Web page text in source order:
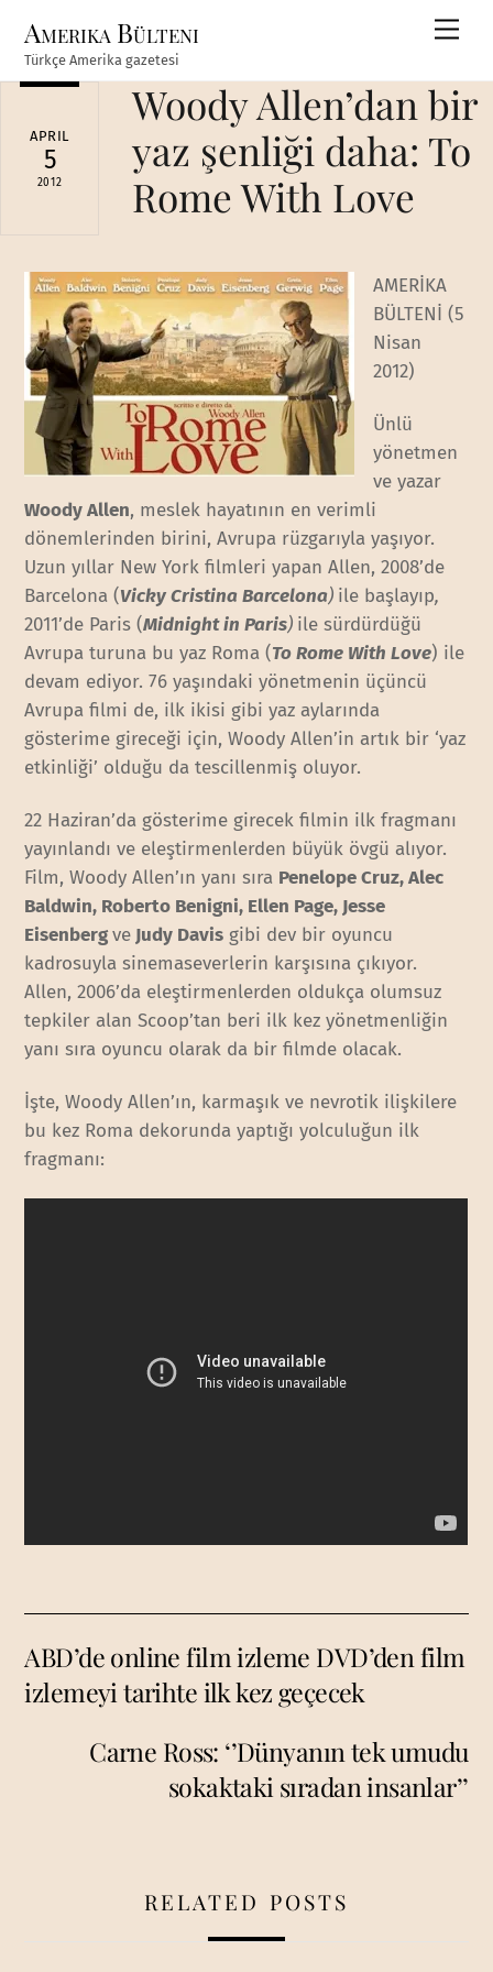
content
Amerika Bülteni
Türkçe Amerika gazetesi
APRIL
5
2012
Woody Allen’dan bir
yaz şenliği daha: To
Rome With Love
AMERİKA
BÜLTENİ (5
Nisan
2012)
Ünlü
yönetmen
ve yazar
Woody Allen, meslek hayatının en verimli
dönemlerinden birini, Avrupa rüzgarıyla yaşıyor.
Uzun yıllar New York filmleri yapan Allen, 2008’de
Barcelona (Vicky Cristina Barcelona) ile başlayıp,
2011’de Paris (Midnight in Paris) ile sürdürdüğü
Avrupa turuna bu yaz Roma (To Rome With Love) ile
devam ediyor. 76 yaşındaki yönetmenin üçüncü
Avrupa filmi de, ilk ikisi gibi yaz aylarında
gösterime gireceği için, Woody Allen’in artık bir ‘yaz
etkinliği’ olduğu da tescillenmiş oluyor.
22 Haziran’da gösterime girecek filmin ilk fragmanı
yayınlandı ve eleştirmenlerden büyük övgü alıyor.
Film, Woody Allen’ın yanı sıra Penelope Cruz, Alec
Baldwin, Roberto Benigni, Ellen Page, Jesse
Eisenbergve Judy Davis gibi dev bir oyuncu
kadrosuyla sinemaseverlerin karşısına çıkıyor.
Allen, 2006’da eleştirmenlerden oldukça olumsuz
tepkiler alan Scoop’tan beri ilk kez yönetmenliğin
yanı sıra oyuncu olarak da bir filmde olacak.
İşte, Woody Allen’ın, karmaşık ve nevrotik ilişkilere
bu kez Roma dekorunda yaptığı yolculuğun ilk
fragmanı:
ABD’de online film izleme DVD’den film
izlemeyi tarihte ilk kez geçecek
Carne Ross: ‘’Dünyanın tek umudu
sokaktaki sıradan insanlar’’
RELATED POSTS